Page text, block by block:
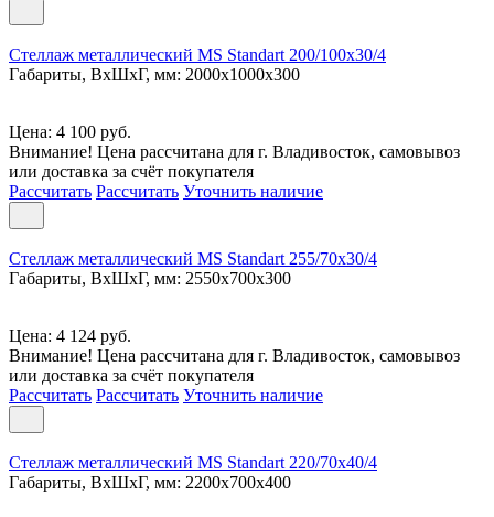
Стеллаж металлический MS Standart 200/100x30/4
Габариты, ВxШxГ, мм: 2000x1000x300
Цена: 4 100 руб.
Внимание! Цена рассчитана для г. Владивосток, самовывоз
или доставка за счёт покупателя
Рассчитать Рассчитать Уточнить наличие
Стеллаж металлический MS Standart 255/70x30/4
Габариты, ВxШxГ, мм: 2550x700x300
Цена: 4 124 руб.
Внимание! Цена рассчитана для г. Владивосток, самовывоз
или доставка за счёт покупателя
Рассчитать Рассчитать Уточнить наличие
Стеллаж металлический MS Standart 220/70x40/4
Габариты, ВxШxГ, мм: 2200x700x400